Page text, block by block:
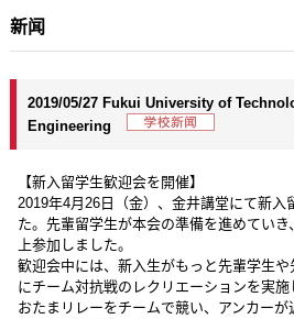
新闻
2019/05/27 Fukui University of
Engineering
【新入留学生歓迎会を開催】
2019年4月26日（金）、金井講堂にて新入
た。先輩留学生が本会の準備を進めてい
上参加しました。
歓迎会中には、新入生がもっと先輩学生
にチーム対抗戦のレクリエーションを実
おたまリレーをチームで競い、アンカー